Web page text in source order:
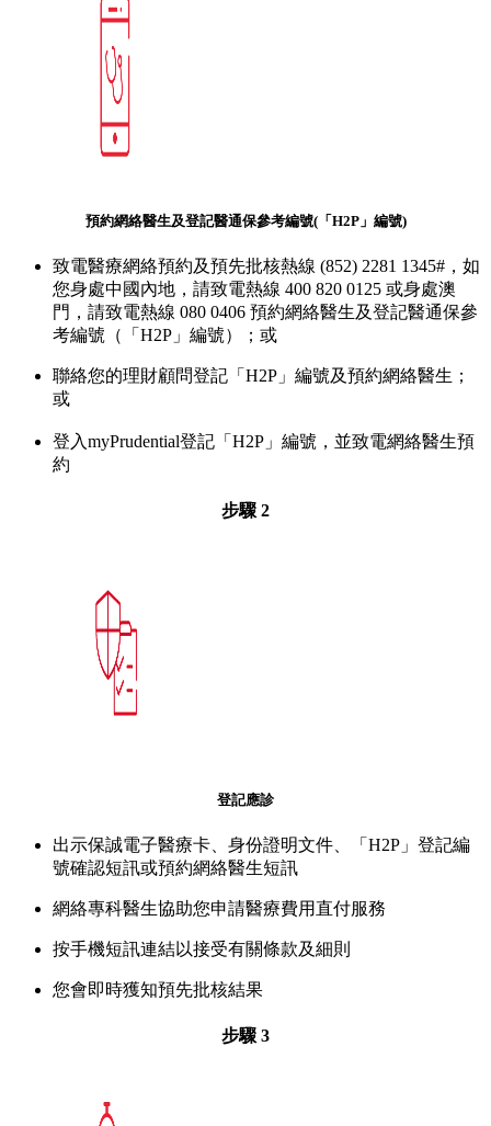
預約網絡醫生及登記醫通保參考編號(「H2P」編號)
致電醫療網絡預約及預先批核熱線 (852) 2281 1345#，如
您身處中國內地，請致電熱線 400 820 0125 或身處澳
門，請致電熱線 080 0406 預約網絡醫生及登記醫通保參
考編號（「H2P」編號）；或
聯絡您的理財顧問登記「H2P」編號及預約網絡醫生；
或
登入myPrudential登記「H2P」編號，並致電網絡醫生預
約
步驟 2
登記應診
出示保誠電子醫療卡、身份證明文件、「H2P」登記編
號確認短訊或預約網絡醫生短訊
網絡專科醫生協助您申請醫療費用直付服務
按手機短訊連結以接受有關條款及細則
您會即時獲知預先批核結果
步驟 3